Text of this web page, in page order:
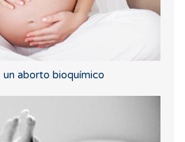
aborto bioquímico